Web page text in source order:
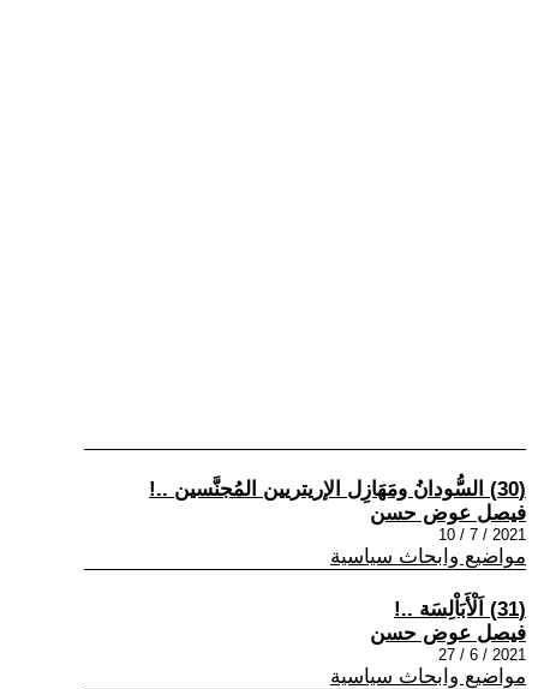
(30) السُّودانُ ومَهَازِل الإريتريين المُجنَّسين ..!
فيصل عوض حسن
2021 / 7 / 10
مواضيع وابحاث سياسية
(31) اَلْأَبَاْلِسَة ..!
فيصل عوض حسن
2021 / 6 / 27
مواضيع وابحاث سياسية